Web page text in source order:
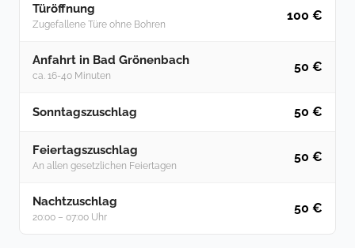
Türöffnung
Zugefallene Türe ohne Bohren
100 €
Anfahrt in Bad Grönenbach
ca. 16-40 Minuten
50 €
Sonntagszuschlag 50 €
Feiertagszuschlag
An allen gesetzlichen Feiertagen
50 €
Nachtzuschlag
20:00 – 07:00 Uhr
50 €